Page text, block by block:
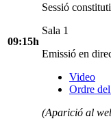
09:15h
Sessió
Sala 1
Emissió en
Video
Ordre
(Aparició al